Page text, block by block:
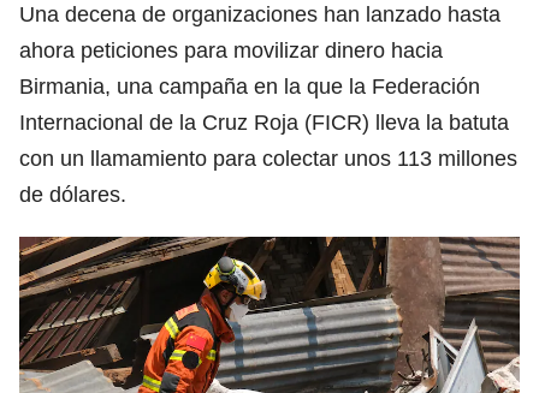
Una decena de organizaciones han lanzado hasta
ahora peticiones para movilizar dinero hacia
Birmania, una campaña en la que la Federación
Internacional de la Cruz Roja (FICR) lleva la batuta
con un llamamiento para colectar unos 113 millones
de dólares.